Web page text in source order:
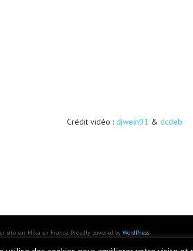
Crédit vidéo : djwein91 & dcdeb
site sur Mika en France. Proudly powered by WordPress.